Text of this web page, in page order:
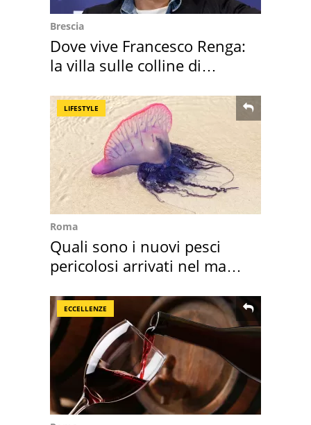
Brescia
Dove vive Francesco Renga:
la villa sulle colline di
LIFESTYLE
Roma
Quali sono i nuovi pesci
pericolosi arrivati nel mar
ECCELLENZE